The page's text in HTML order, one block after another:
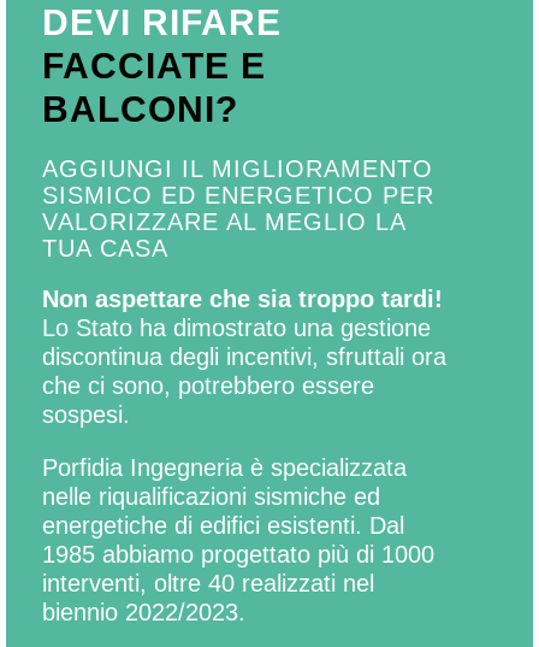
DEVI RIFARE
FACCIATE E
BALCONI?
AGGIUNGI IL MIGLIORAMENTO
SISMICO ED ENERGETICO PER
VALORIZZARE AL MEGLIO LA
TUA CASA
Non aspettare che sia troppo tardi!
Lo Stato ha dimostrato una gestione
discontinua degli incentivi, sfruttali ora
che ci sono, potrebbero essere
sospesi.
Porfidia Ingegneria è specializzata
nelle riqualificazioni sismiche ed
energetiche di edifici esistenti. Dal
1985 abbiamo progettato più di 1000
interventi, oltre 40 realizzati nel
biennio 2022/2023.